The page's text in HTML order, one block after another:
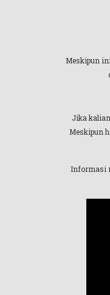
Meskipun
Jika
Meskipun
Informasi